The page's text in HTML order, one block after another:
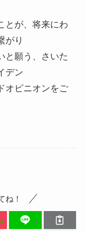
とが、将来にわ
がり
と願う、さいた
デン
オピニオンをご
ね！